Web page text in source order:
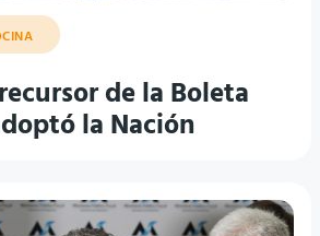
de la Boleta
la Nación